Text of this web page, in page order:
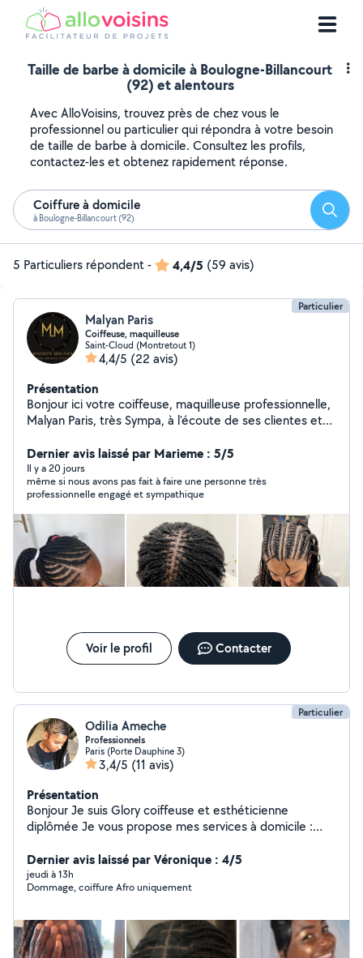
Taille de barbe à domicile à Boulogne-Billancourt
(92) et alentours
Avec AlloVoisins, trouvez près de chez vous le
professionnel ou particulier qui répondra à votre besoin
de taille de barbe à domicile. Consultez les profils,
contactez-les et obtenez rapidement réponse.
Coiffure à domicile
à Boulogne-Billancourt (92)
5 Particuliers répondent- 4,4/5 (59 avis)
Particulier
Malyan Paris
Coiffeuse, maquilleuse
Saint-Cloud (Montretout 1)
4,4/5 (22 avis)
Présentation
Bonjour ici votre coiffeuse, maquilleuse professionnelle,
Malyan Paris, très Sympa, à l'écoute de ses clientes et
prestations
Dernier avis laissé par Marieme : 5/5
Il y a 20 jours
même si nous avons pas fait à faire une personne très
professionnelle engagé et sympathique
Voir le profil Contacter
Particulier
Odilia Ameche
Professionnels
Paris (Porte Dauphine 3)
3,4/5 (11 avis)
Présentation
Bonjour Je suis Glory coiffeuse et esthéticienne
diplômée Je vous propose mes services à domicile :
types de cheveux Manucure & pédicure Soins du visage
Relooking & bien-être Menege Babysitting Je me
déplace partout Travail soigné Professionnalisme
message privé pour plus d'infos ou pour prendre rendez-
vous !
Dernier avis laissé par Véronique : 4/5
jeudi à 13h
Dommage, coiffure Afro uniquement